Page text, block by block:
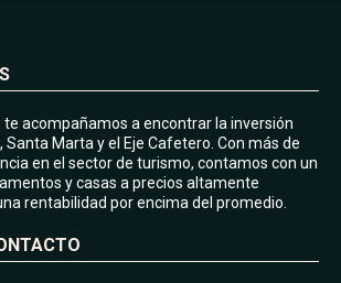
te acompañamos a encontrar la inversión
Santa Marta y el Eje Cafetero. Con más de
en el sector de turismo, contamos con un
y casas a precios altamente
rentabilidad por encima del promedio.